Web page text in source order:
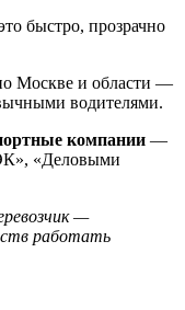
быстро, прозрачно
Москве и области —
водителями.
компании —
«Деловыми
—
работать